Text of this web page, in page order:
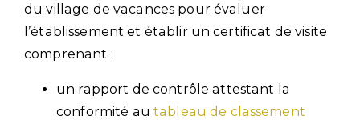
du village de vacances pour évaluer
l’établissement et établir un certificat de visite
comprenant :
un rapport de contrôle attestant la
conformité au tableau de classement